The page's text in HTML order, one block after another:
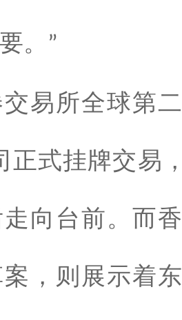
。 ”
易所全球第
正式挂牌交易
向台前。而
，则展示着